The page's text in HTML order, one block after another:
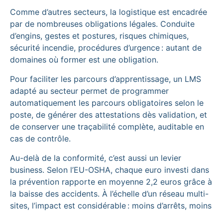
Comme d’autres secteurs, la logistique est encadrée
par de nombreuses obligations légales. Conduite
d’engins, gestes et postures, risques chimiques,
sécurité incendie, procédures d’urgence : autant de
domaines où former est une obligation.
Pour faciliter les parcours d’apprentissage, un LMS
adapté au secteur permet de programmer
automatiquement les parcours obligatoires selon le
poste, de générer des attestations dès validation, et
de conserver une traçabilité complète, auditable en
cas de contrôle.
Au-delà de la conformité, c’est aussi un levier
business. Selon l’EU-OSHA, chaque euro investi dans
la prévention rapporte en moyenne 2,2 euros grâce à
la baisse des accidents. À l’échelle d’un réseau multi-
sites, l’impact est considérable : moins d’arrêts, moins